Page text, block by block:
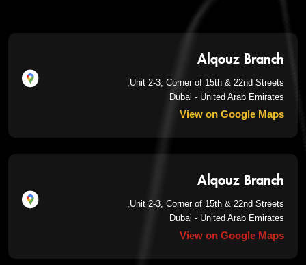
Alqouz Branch
Unit 2-3, Corner of 15th & 22nd Streets,
Dubai - United Arab Emirates
View on Google Maps
Alqouz Branch
Unit 2-3, Corner of 15th & 22nd Streets,
Dubai - United Arab Emirates
View on Google Maps